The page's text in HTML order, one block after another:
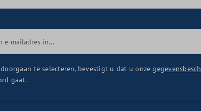
te selecteren, bevestigt u dat u onze
gaat.